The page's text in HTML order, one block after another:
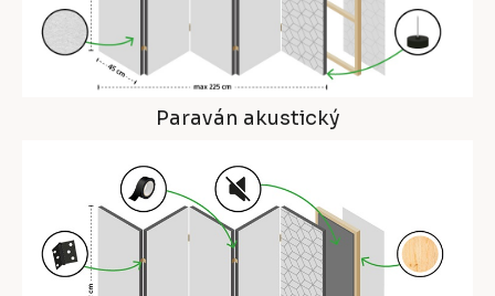
Paraván akustický